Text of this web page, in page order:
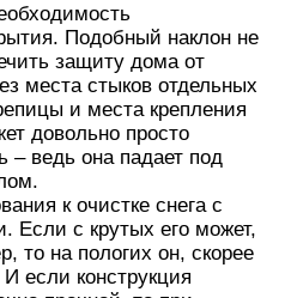
Подобный наклон не
защиту дома от
места стыков отдельных
и места крепления
довольно просто
– ведь она падает под
к очистке снега с
Если с крутых его может,
то на пологих он, скорее
если конструкция